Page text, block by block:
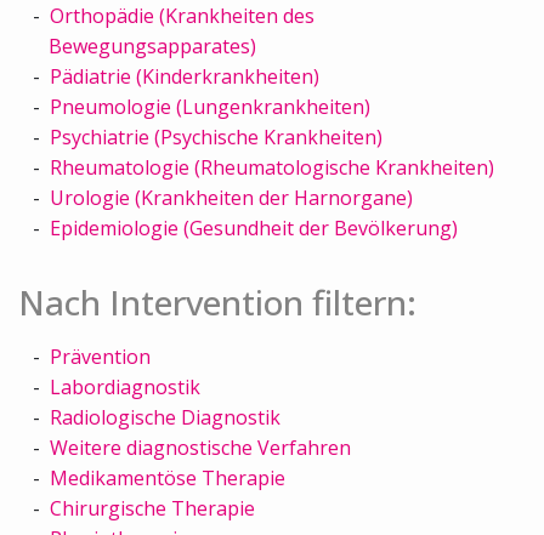
Orthopädie (Krankheiten des
Bewegungsapparates)
Pädiatrie (Kinderkrankheiten)
Pneumologie (Lungenkrankheiten)
Psychiatrie (Psychische Krankheiten)
Rheumatologie (Rheumatologische Krankheiten)
Urologie (Krankheiten der Harnorgane)
Epidemiologie (Gesundheit der Bevölkerung)
Nach Intervention filtern:
Prävention
Labordiagnostik
Radiologische Diagnostik
Weitere diagnostische Verfahren
Medikamentöse Therapie
Chirurgische Therapie